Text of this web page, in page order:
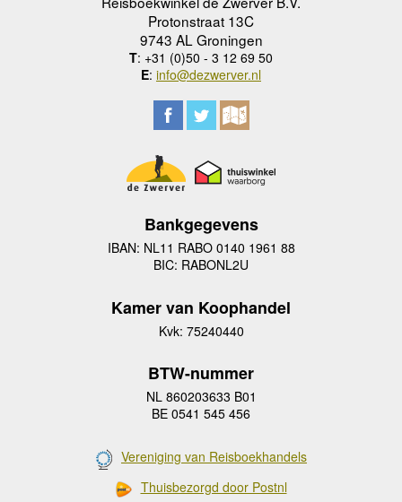
Protonstraat 13C
9743 AL Groningen
T: +31 (0)50 - 3 12 69 50
E: info@dezwerver.nl
Bankgegevens
IBAN: NL11 RABO 0140 1961 88
BIC: RABONL2U
Kamer van Koophandel
Kvk: 75240440
BTW-nummer
NL 860203633 B01
BE 0541 545 456
Vereniging van Reisboekhandels
Thuisbezorgd door Postnl